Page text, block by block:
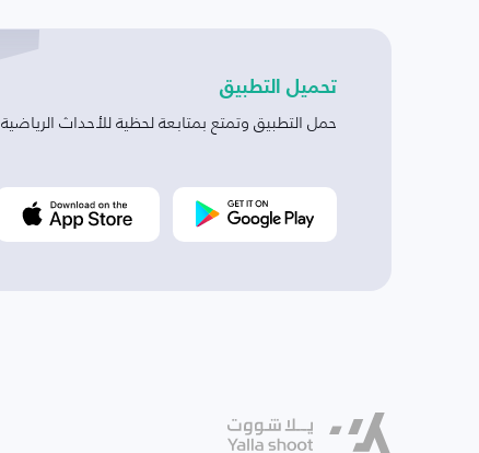
تحميل التطبيق
حمل التطبيق وتمتع بمتابعة لحظية للأحداث الرياضية